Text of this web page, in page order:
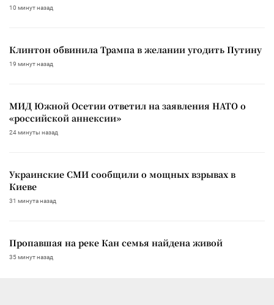
10 минут назад
Клинтон обвинила Трампа в желании угодить Путину
19 минут назад
МИД Южной Осетии ответил на заявления НАТО о
«российской аннексии»
24 минуты назад
Украинские СМИ сообщили о мощных взрывах в
Киеве
31 минута назад
Пропавшая на реке Кан семья найдена живой
35 минут назад